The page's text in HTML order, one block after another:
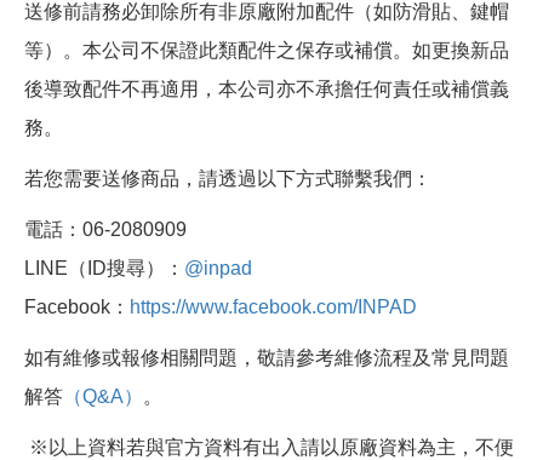
送修前請務必卸除所有非原廠附加配件（如防滑貼、鍵帽
等）。本公司不保證此類配件之保存或補償。如更換新品
後導致配件不再適用，本公司亦不承擔任何責任或補償義
務。
若您需要送修商品，請透過以下方式聯繫我們：
電話：06-2080909
LINE（ID搜尋）： @inpad
Facebook： https://www.facebook.com/INPAD
如有維修或報修相關問題，敬請參考維修流程及常見問題
解答 （Q&A） 。
※以上資料若與官方資料有出入請以原廠資料為主，不便